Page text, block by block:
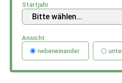
Startjahr
Ansicht
nebeneinander